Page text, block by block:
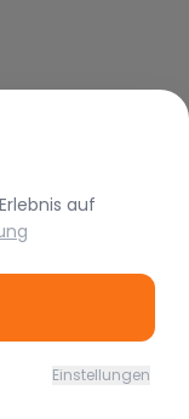
auf
Einstellungen